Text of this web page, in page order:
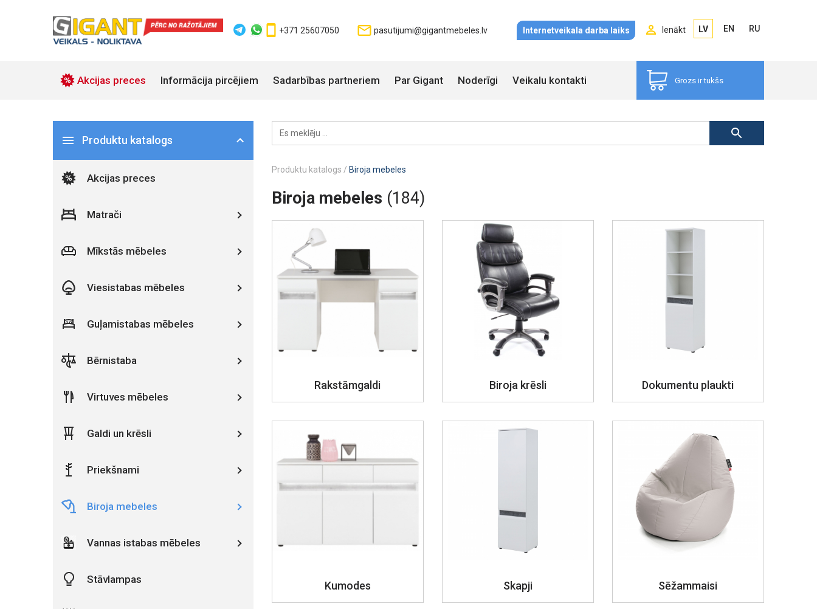
+371 25607050 pasutijumi@gigantmebeles.lv Internetveikala darba laiks Ienākt LV EN RU
Akcijas preces Informācija pircējiem Sadarbības partneriem Par Gigant Noderīgi Veikalu kontakti Grozs ir tukšs
Produktu katalogs
Akcijas preces
Matrači
Mīkstās mēbeles
Viesistabas mēbeles
Guļamistabas mēbeles
Bērnistaba
Virtuves mēbeles
Galdi un krēsli
Priekšnami
Biroja mebeles
Vannas istabas mēbeles
Stāvlampas
Produktu katalogs / Biroja mebeles
Biroja mebeles (184)
Rakstāmgaldi Biroja krēsli Dokumentu plaukti
Kumodes Skapji Sēžammaisi